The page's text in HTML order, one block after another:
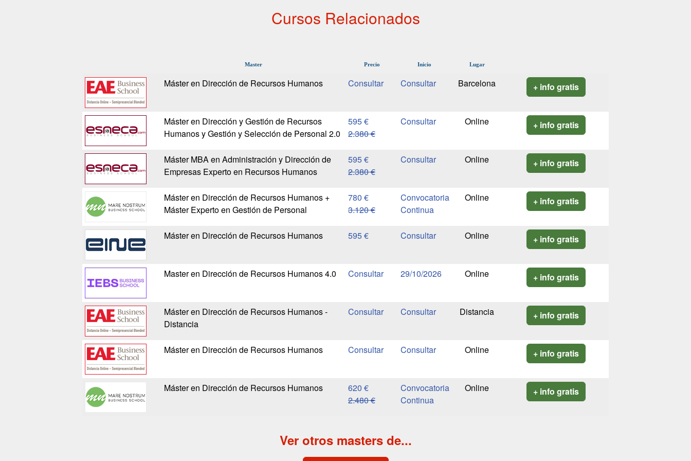
Cursos Relacionados
Master Precio Inicio Lugar
Máster en Dirección de Recursos Humanos Barcelona + info gratis
Máster en Dirección y Gestión de Recursos
Humanos y Gestión y Selección de Personal 2.0
595 €
2.380 €
Online + info gratis
Máster MBA en Administración y Dirección de
Empresas Experto en Recursos Humanos
595 €
2.380 €
Online + info gratis
Máster en Dirección de Recursos Humanos +
Máster Experto en Gestión de Personal
780 €
3.120 €
Convocatoria
Continua
Online + info gratis
Máster en Dirección de Recursos Humanos 595 € Online + info gratis
Master en Dirección de Recursos Humanos 4.0 29/10/2026 Online + info gratis
Máster en Dirección de Recursos Humanos -
Distancia
Distancia + info gratis
Máster en Dirección de Recursos Humanos Online + info gratis
Máster en Dirección de Recursos Humanos
620 €
2.480 €
Convocatoria
Continua
Online + info gratis
Ver otros masters de...